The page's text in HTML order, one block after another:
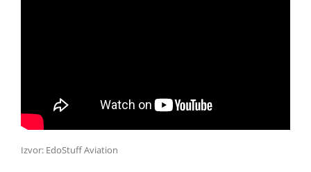
Izvor: EdoStuff Aviation